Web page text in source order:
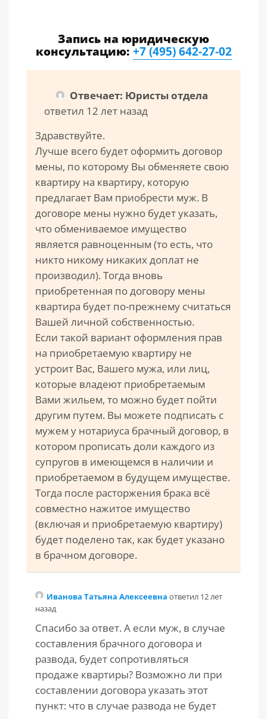
Запись на юридическую
консультацию:+7 (495) 642-27-02
Отвечает: Юристы отдела
ответил 12 лет назад
Здравствуйте.
Лучше всего будет оформить договор
мены, по которому Вы обменяете свою
квартиру на квартиру, которую
предлагает Вам приобрести муж. В
договоре мены нужно будет указать,
что обмениваемое имущество
является равноценным (то есть, что
никто никому никаких доплат не
производил). Тогда вновь
приобретенная по договору мены
квартира будет по-прежнему считаться
Вашей личной собственностью.
Если такой вариант оформления прав
на приобретаемую квартиру не
устроит Вас, Вашего мужа, или лиц,
которые владеют приобретаемым
Вами жильем, то можно будет пойти
другим путем. Вы можете подписать с
мужем у нотариуса брачный договор, в
котором прописать доли каждого из
супругов в имеющемся в наличии и
приобретаемом в будущем имуществе.
Тогда после расторжения брака всё
совместно нажитое имущество
(включая и приобретаемую квартиру)
будет поделено так, как будет указано
в брачном договоре.
Иванова Татьяна Алексеевна ответил 12 лет
назад
Спасибо за ответ. А если муж, в случае
составления брачного договора и
развода, будет сопротивляться
продаже квартиры? Возможно ли при
составлении договора указать этот
пункт: что в случае развода не будет